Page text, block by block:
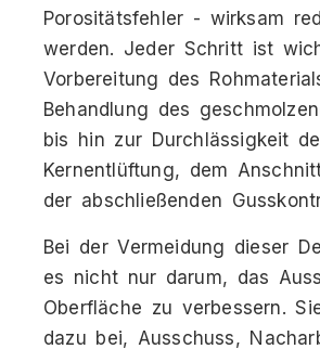
Porositätsfehler - wirksam
werden. Jeder Schritt ist
Vorbereitung des
Behandlung des
bis hin zur Durchlässigkeit
Kernentlüftung, dem
der abschließenden
Bei der Vermeidung dieser
es nicht nur darum, das
Oberfläche zu verbessern.
dazu bei, Ausschuss,